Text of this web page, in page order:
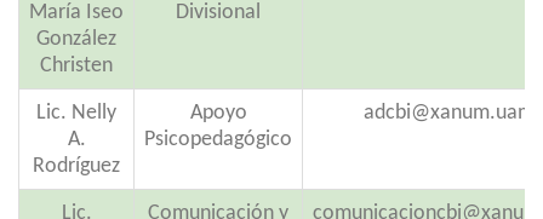
María Iseo
González
Christen
Divisional
Lic. Nelly
A.
Rodríguez
Apoyo
Psicopedagógico
Lic. Comunicación y